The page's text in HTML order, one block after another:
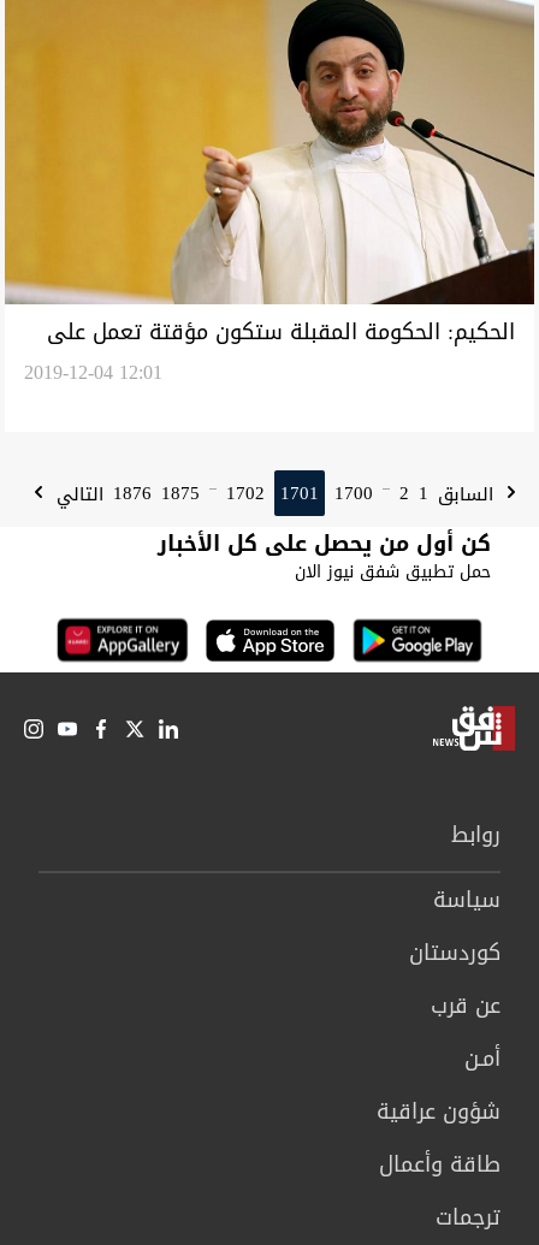
الحكيم: الحكومة المقبلة ستكون مؤقتة تعمل على
2019-12-04 12:01
السابق 1
2
...
1700
1701
1702
...
1875
1876 التالي
كن أول من يحصل على كل الأخبار
حمل تطبيق شفق نيوز الان
روابط
سیاسة
كوردستان
عن قرب
أمـن
شؤون عراقية
طاقة وأعمال
ترجمات